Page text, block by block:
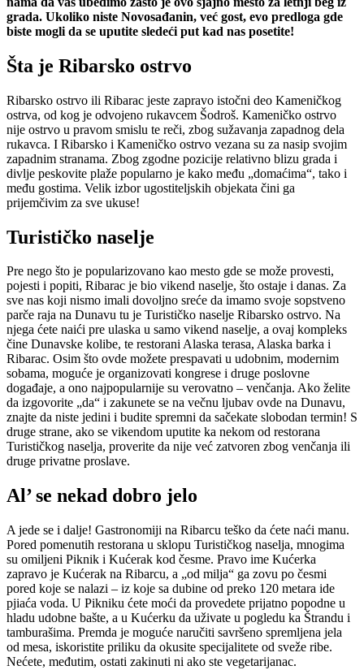
grada. Ukoliko niste Novosađanin, već gost, evo predloga gde
biste mogli da se uputite sledeći put kad nas posetite!
Šta je Ribarsko ostrvo
Ribarsko ostrvo ili Ribarac jeste zapravo istočni deo Kameničkog
ostrva, od kog je odvojeno rukavcem Šodroš. Kameničko ostrvo
nije ostrvo u pravom smislu te reči, zbog sužavanja zapadnog dela
rukavca. I Ribarsko i Kameničko ostrvo vezana su za nasip svojim
zapadnim stranama. Zbog zgodne pozicije relativno blizu grada i
divlje peskovite plaže popularno je kako među „domaćima“, tako i
među gostima. Velik izbor ugostiteljskih objekata čini ga
prijemčivim za sve ukuse!
Turističko naselje
Pre nego što je popularizovano kao mesto gde se može provesti,
pojesti i popiti, Ribarac je bio vikend naselje, što ostaje i danas. Za
sve nas koji nismo imali dovoljno sreće da imamo svoje sopstveno
parče raja na Dunavu tu je Turističko naselje Ribarsko ostrvo. Na
njega ćete naići pre ulaska u samo vikend naselje, a ovaj kompleks
čine Dunavske kolibe, te restorani Alaska terasa, Alaska barka i
Ribarac. Osim što ovde možete prespavati u udobnim, modernim
sobama, moguće je organizovati kongrese i druge poslovne
događaje, a ono najpopularnije su verovatno – venčanja. Ako želite
da izgovorite „da“ i zakunete se na večnu ljubav ovde na Dunavu,
znajte da niste jedini i budite spremni da sačekate slobodan termin! S
druge strane, ako se vikendom uputite ka nekom od restorana
Turističkog naselja, proverite da nije već zatvoren zbog venčanja ili
druge privatne proslave.
Al’ se nekad dobro jelo
A jede se i dalje! Gastronomiji na Ribarcu teško da ćete naći manu.
Pored pomenutih restorana u sklopu Turističkog naselja, mnogima
su omiljeni Piknik i Kućerak kod česme. Pravo ime Kućerka
zapravo je Kućerak na Ribarcu, a „od milja“ ga zovu po česmi
pored koje se nalazi – iz koje sa dubine od preko 120 metara ide
pjiaća voda. U Pikniku ćete moći da provedete prijatno popodne u
hladu udobne bašte, a u Kućerku da uživate u pogledu ka Štrandu i
tamburašima. Premda je moguće naručiti savršeno spremljena jela
od mesa, iskoristite priliku da okusite specijalitete od sveže ribe.
Nećete, međutim, ostati zakinuti ni ako ste vegetarijanac.